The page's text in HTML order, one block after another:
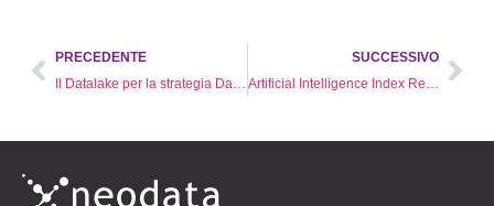
PRECEDENTE
Il Datalake per la strategia Data-Driven di Mediaset
SUCCESSIVO
Artificial Intelligence Index Report 2024: dove sta andando il mondo dell'IA?